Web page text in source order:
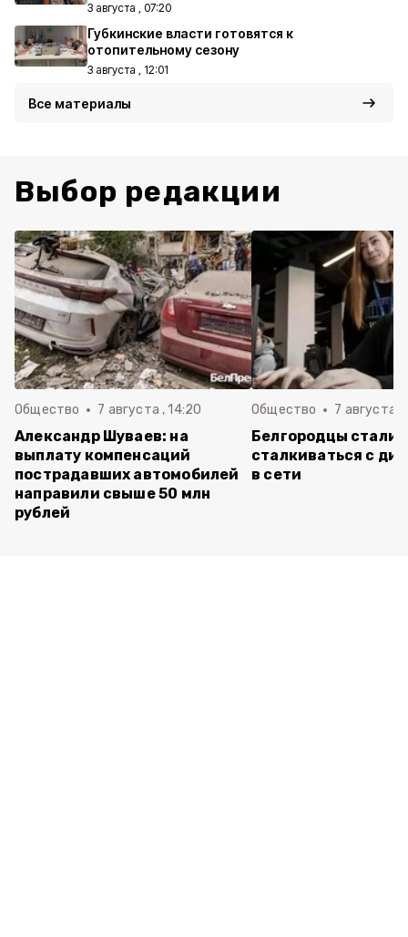
3 августа , 07:20
Губкинские власти готовятся к
отопительному сезону
3 августа , 12:01
Все материалы
Выбор редакции
Общество 7 августа , 14:20
Александр Шуваев: на
выплату компенсаций
пострадавших автомобилей
направили свыше 50 млн
рублей
Общество 7 августа ,
Белгородцы стали
сталкиваться с
в сети